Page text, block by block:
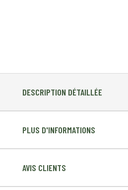
DESCRIPTION DÉTAILLÉE
PLUS D'INFORMATIONS
AVIS CLIENTS